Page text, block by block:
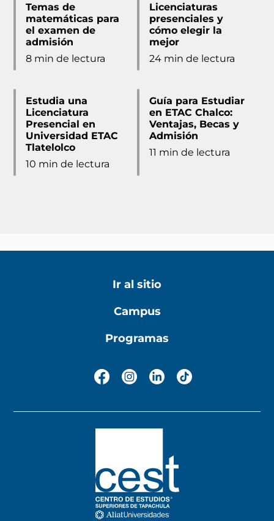
Temas de
matemáticas para
el examen de
admisión
8 min de lectura
Licenciaturas
presenciales y
cómo elegir la
mejor
24 min de lectura
Estudia una
Licenciatura
Presencial en
Universidad ETAC
Tlatelolco
10 min de lectura
Guía para Estudiar
en ETAC Chalco:
Ventajas, Becas y
Admisión
11 min de lectura
Ir al sitio
Campus
Programas